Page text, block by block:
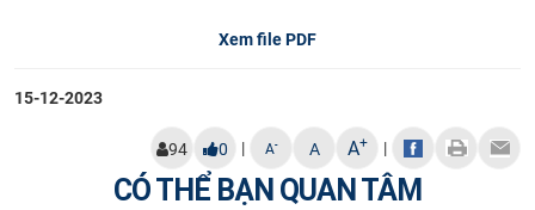
ĐẢM BẢO CHẤT LƯỢNG
KHOA HỌC CÔNG NGHỆ
Xem file PDF
15-12-2023
94 0 | A- A A+ |
CÓ THỂ BẠN QUAN TÂM